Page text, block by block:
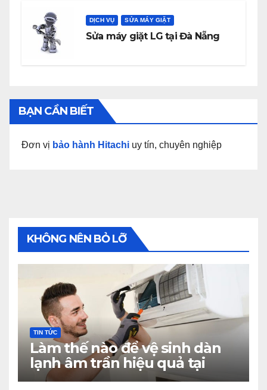
DỊCH VỤ SỬA MÁY GIẶT
Sửa máy giặt LG tại Đà Nẵng
BẠN CẦN BIẾT
Đơn vị bảo hành Hitachi uy tín, chuyên nghiệp
KHÔNG NÊN BỎ LỠ
TIN TỨC
Làm thế nào để vệ sinh dàn
lạnh âm trần hiệu quả tại
nhà?